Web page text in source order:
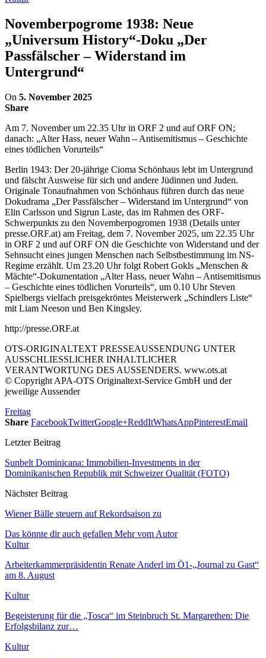
Novemberpogrome 1938: Neue
„Universum History“-Doku „Der
Passfälscher – Widerstand im
Untergrund“
On 5. November 2025
Share
Am 7. November um 22.35 Uhr in ORF 2 und auf ORF ON;
danach: „Alter Hass, neuer Wahn – Antisemitismus – Geschichte
eines tödlichen Vorurteils“
Berlin 1943: Der 20-jährige Cioma Schönhaus lebt im Untergrund
und fälscht Ausweise für sich und andere Jüdinnen und Juden.
Originale Tonaufnahmen von Schönhaus führen durch das neue
Dokudrama „Der Passfälscher – Widerstand im Untergrund“ von
Elin Carlsson und Sigrun Laste, das im Rahmen des ORF-
Schwerpunkts zu den Novemberpogromen 1938 (Details unter
presse.ORF.at) am Freitag, dem 7. November 2025, um 22.35 Uhr
in ORF 2 und auf ORF ON die Geschichte von Widerstand und der
Sehnsucht eines jungen Menschen nach Selbstbestimmung im NS-
Regime erzählt. Um 23.20 Uhr folgt Robert Gokls „Menschen &
Mächte“-Dokumentation „Alter Hass, neuer Wahn – Antisemitismus
– Geschichte eines tödlichen Vorurteils“, um 0.10 Uhr Steven
Spielbergs vielfach preisgekröntes Meisterwerk „Schindlers Liste“
mit Liam Neeson und Ben Kingsley.
http://presse.ORF.at
OTS-ORIGINALTEXT PRESSEAUSSENDUNG UNTER
AUSSCHLIESSLICHER INHALTLICHER
VERANTWORTUNG DES AUSSENDERS. www.ots.at
© Copyright APA-OTS Originaltext-Service GmbH und der
jeweilige Aussender
Freitag
Share FacebookTwitterGoogle+ReddItWhatsAppPinterestEmail
Letzter Beitrag
Sunbelt Dominicana: Immobilien-Investments in der
Dominikanischen Republik mit Schweizer Qualität (FOTO)
Nächster Beitrag
Wiener Bälle steuern auf Rekordsaison zu
Das könnte dir auch gefallen Mehr vom Autor
Kultur
Arbeiterkammerpräsidentin Renate Anderl im Ö1-„Journal zu Gast“
am 8. August
Kultur
Begeisterung für die „Tosca“ im Steinbruch St. Margarethen: Die
Erfolgsbilanz zur…
Kultur